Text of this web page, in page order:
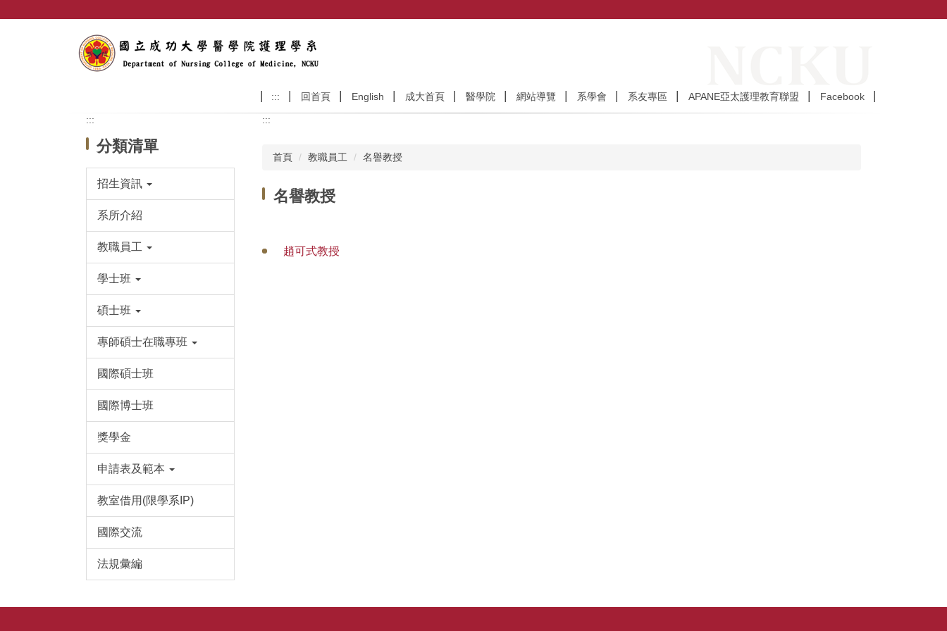
::: 回首頁 English 成大首頁 醫學院 網站導覽 系學會 系友專區 APANE亞太護理教育聯盟 Facebook
:::
分類清單
招生資訊
系所介紹
教職員工
學士班
碩士班
專師碩士在職專班
國際碩士班
國際博士班
獎學金
申請表及範本
教室借用(限學系IP)
國際交流
法規彙編
:::
首頁 教職員工 名譽教授
名譽教授
趙可式教授